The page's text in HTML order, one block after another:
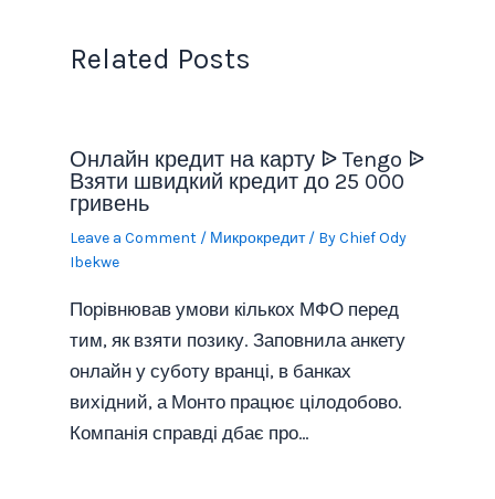
Related Posts
Онлайн кредит на карту ᐉ Tengo ᐉ
Взяти швидкий кредит до 25 000
гривень
Leave a Comment / Микрокредит/ ByChief Ody
Ibekwe
Порівнював умови кількох МФО перед
тим, як взяти позику. Заповнила анкету
онлайн у суботу вранці, в банках
вихідний, а Монто працює цілодобово.
Компанія справді дбає про…